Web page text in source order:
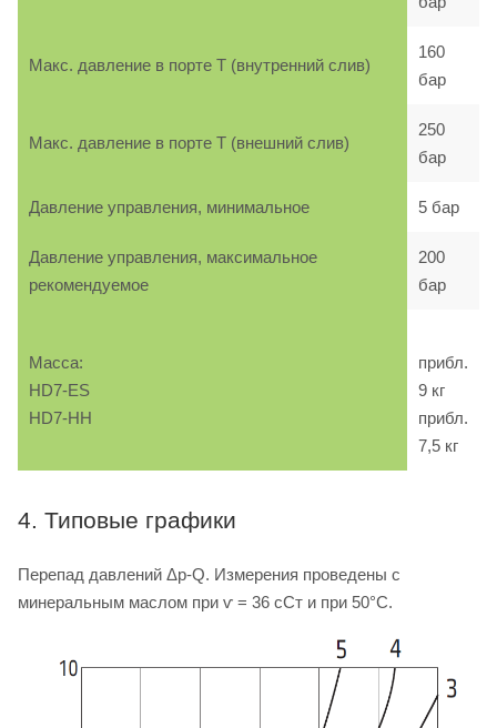
Макс. давление в порте T (внутренний слив)
160
бар
Макс. давление в порте T (внешний слив)
250
бар
Давление управления, минимальное 5 бар
Давление управления, максимальное
рекомендуемое
200
бар
Масса:
HD7-ES
HD7-HH
прибл.
9 кг
прибл.
7,5 кг
4. Типовые графики
Перепад давлений Δp-Q. Измерения проведены с
минеральным маслом при ѵ = 36 сСт и при 50°C.